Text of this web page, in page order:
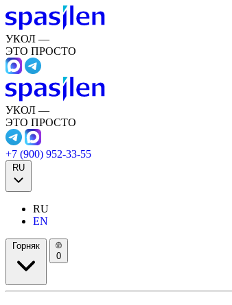
УКОЛ —
ЭТО ПРОСТО
УКОЛ —
ЭТО ПРОСТО
+7 (900) 952-33-55
RU
RU
EN
Горняк
0